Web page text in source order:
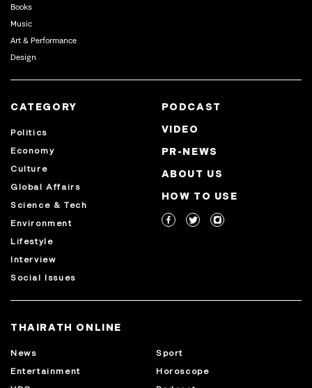
Books
Music
Art & Performance
Design
CATEGORY
Politics
Economy
Culture
Global Affairs
Science & Tech
Environment
Lifestyle
Interview
Social Issues
PODCAST
VIDEO
PR-NEWS
ABOUT US
HOW TO USE
THAIRATH ONLINE
News
Sport
Entertainment
Horoscope